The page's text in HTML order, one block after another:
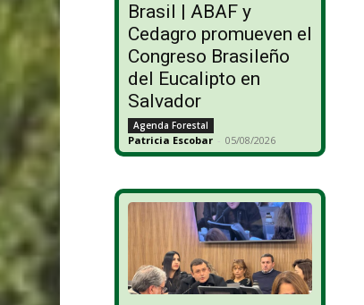
Brasil | ABAF y
Cedagro promueven el
Congreso Brasileño
del Eucalipto en
Salvador
Agenda Forestal
Patricia Escobar - 05/08/2026